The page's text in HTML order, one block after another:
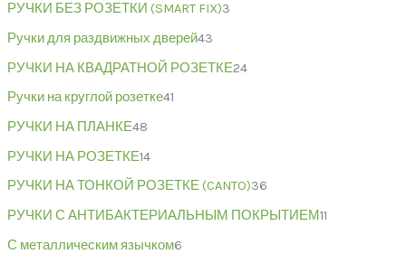
РУЧКИ БЕЗ РОЗЕТКИ (SMART FIX)3
Ручки для раздвижных дверей43
РУЧКИ НА КВАДРАТНОЙ РОЗЕТКЕ24
Ручки на круглой розетке41
РУЧКИ НА ПЛАНКЕ48
РУЧКИ НА РОЗЕТКЕ14
РУЧКИ НА ТОНКОЙ РОЗЕТКЕ (CANTO)36
РУЧКИ С АНТИБАКТЕРИАЛЬНЫМ ПОКРЫТИЕМ11
С металлическим язычком6